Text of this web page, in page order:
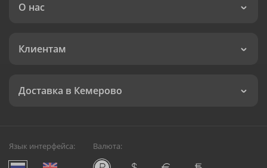
О нас
Клиентам
Доставка в Кемерово
Язык интерфейса: Валюта: